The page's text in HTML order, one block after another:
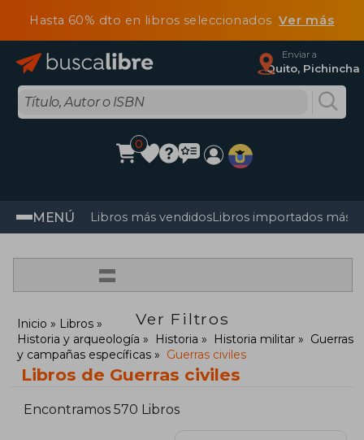
Hasta 60% dto en libros seleccionadosVer más
Enviar a
Quito, Pichincha
0
MENÚ Libros más vendidosLibros importados más
=
Ver Filtros
Inicio
Libros
Historia y arqueología
Historia Historia militar
Guerras
y campañas específicas
Guerras civiles
Libros de Guerras civiles
Encontramos 570 Libros